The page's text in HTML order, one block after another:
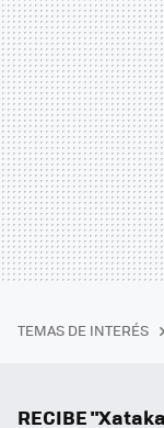
TEMAS DE INTERÉS
RECIBE